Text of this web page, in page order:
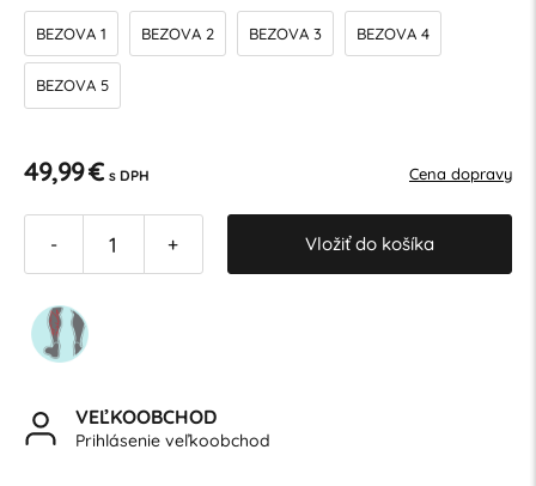
BEZOVA 1 BEZOVA 2 BEZOVA 3 BEZOVA 4
BEZOVA 5
49,99 € s DPH Cena dopravy
- + Vložiť do košíka
VEĽKOOBCHOD
Prihlásenie veľkoobchod